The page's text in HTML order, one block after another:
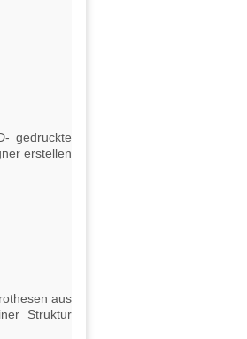
gedruckte
erstellen
aus
Struktur